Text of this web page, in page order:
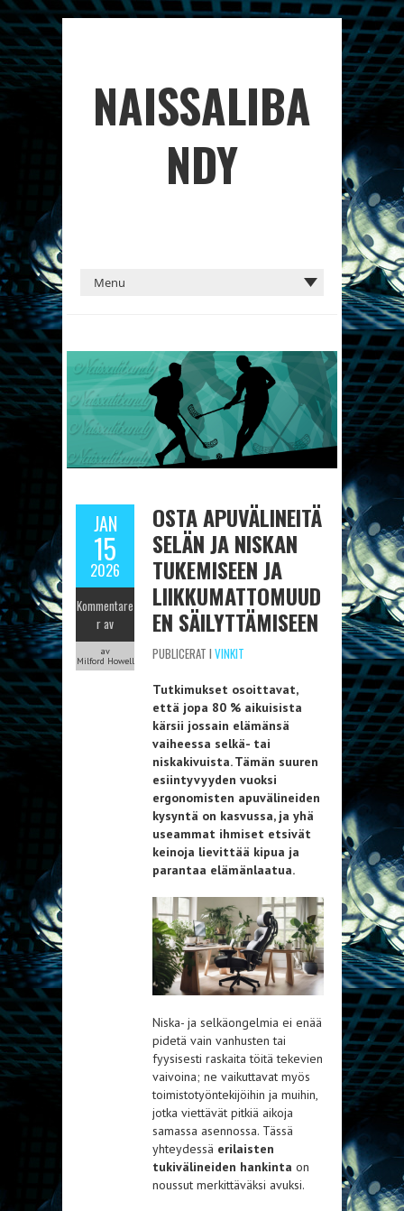
NAISSALIBA
NDY
JAN
15
2026
Kommentare
r av
av
Milford Howell
OSTA APUVÄLINEITÄ
SELÄN JA NISKAN
TUKEMISEEN JA
LIIKKUMATTOMUUD
EN SÄILYTTÄMISEEN
PUBLICERAT I VINKIT
Tutkimukset osoittavat,
että jopa 80 % aikuisista
kärsii jossain elämänsä
vaiheessa selkä- tai
niskakivuista. Tämän suuren
esiintyvyyden vuoksi
ergonomisten apuvälineiden
kysyntä on kasvussa, ja yhä
useammat ihmiset etsivät
keinoja lievittää kipua ja
parantaa elämänlaatua.
Niska- ja selkäongelmia ei enää
pidetä vain vanhusten tai
fyysisesti raskaita töitä tekevien
vaivoina; ne vaikuttavat myös
toimistotyöntekijöihin ja muihin,
jotka viettävät pitkiä aikoja
samassa asennossa. Tässä
yhteydessä erilaisten
tukivälineiden hankinta on
noussut merkittäväksi avuksi.